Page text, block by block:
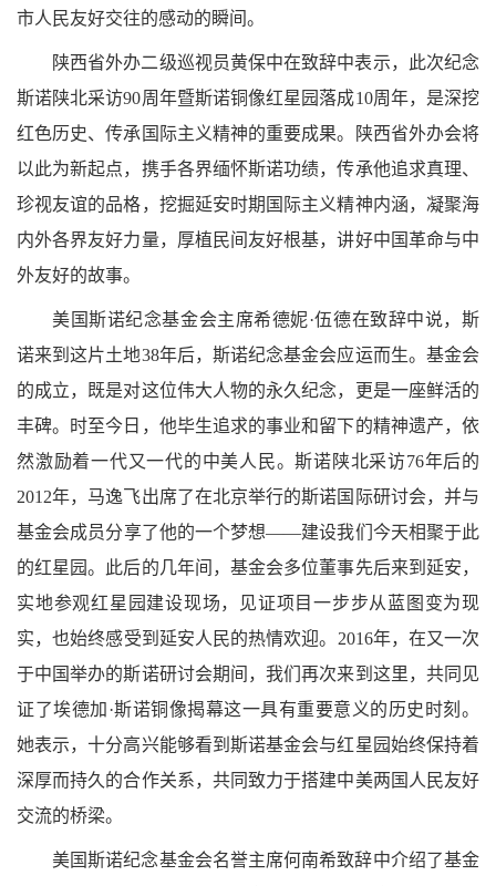
市人民友好交往的感动的瞬间。
陕西省外办二级巡视员黄保中在致辞中表示，此次纪念
斯诺陕北采访90周年暨斯诺铜像红星园落成10周年，是深挖
红色历史、传承国际主义精神的重要成果。陕西省外办会将
以此为新起点，携手各界缅怀斯诺功绩，传承他追求真理、
珍视友谊的品格，挖掘延安时期国际主义精神内涵，凝聚海
内外各界友好力量，厚植民间友好根基，讲好中国革命与中
外友好的故事。
美国斯诺纪念基金会主席希德妮·伍德在致辞中说，斯
诺来到这片土地38年后，斯诺纪念基金会应运而生。基金会
的成立，既是对这位伟大人物的永久纪念，更是一座鲜活的
丰碑。时至今日，他毕生追求的事业和留下的精神遗产，依
然激励着一代又一代的中美人民。斯诺陕北采访76年后的
2012年，马逸飞出席了在北京举行的斯诺国际研讨会，并与
基金会成员分享了他的一个梦想——建设我们今天相聚于此
的红星园。此后的几年间，基金会多位董事先后来到延安，
实地参观红星园建设现场，见证项目一步步从蓝图变为现
实，也始终感受到延安人民的热情欢迎。 2016年，在又一次
于中国举办的斯诺研讨会期间，我们再次来到这里，共同见
证了埃德加·斯诺铜像揭幕这一具有重要意义的历史时刻。
她表示，十分高兴能够看到斯诺基金会与红星园始终保持着
深厚而持久的合作关系，共同致力于搭建中美两国人民友好
交流的桥梁。
美国斯诺纪念基金会名誉主席何南希致辞中介绍了基金